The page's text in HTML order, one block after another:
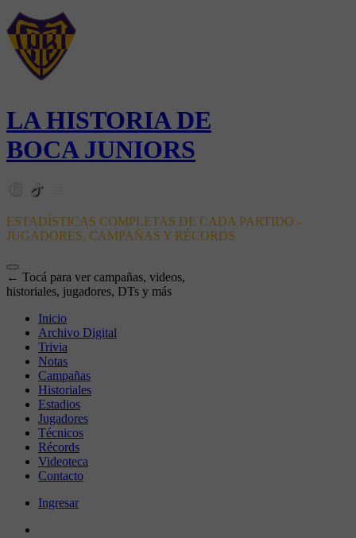
LA HISTORIA DE
BOCA JUNIORS
ESTADÍSTICAS COMPLETAS DE CADA PARTIDO -
JUGADORES, CAMPAÑAS Y RÉCORDS
← Tocá para ver campañas, videos,
historiales, jugadores, DTs y más
Inicio
Archivo Digital
Trivia
Notas
Campañas
Historiales
Estadios
Jugadores
Técnicos
Récords
Videoteca
Contacto
Ingresar